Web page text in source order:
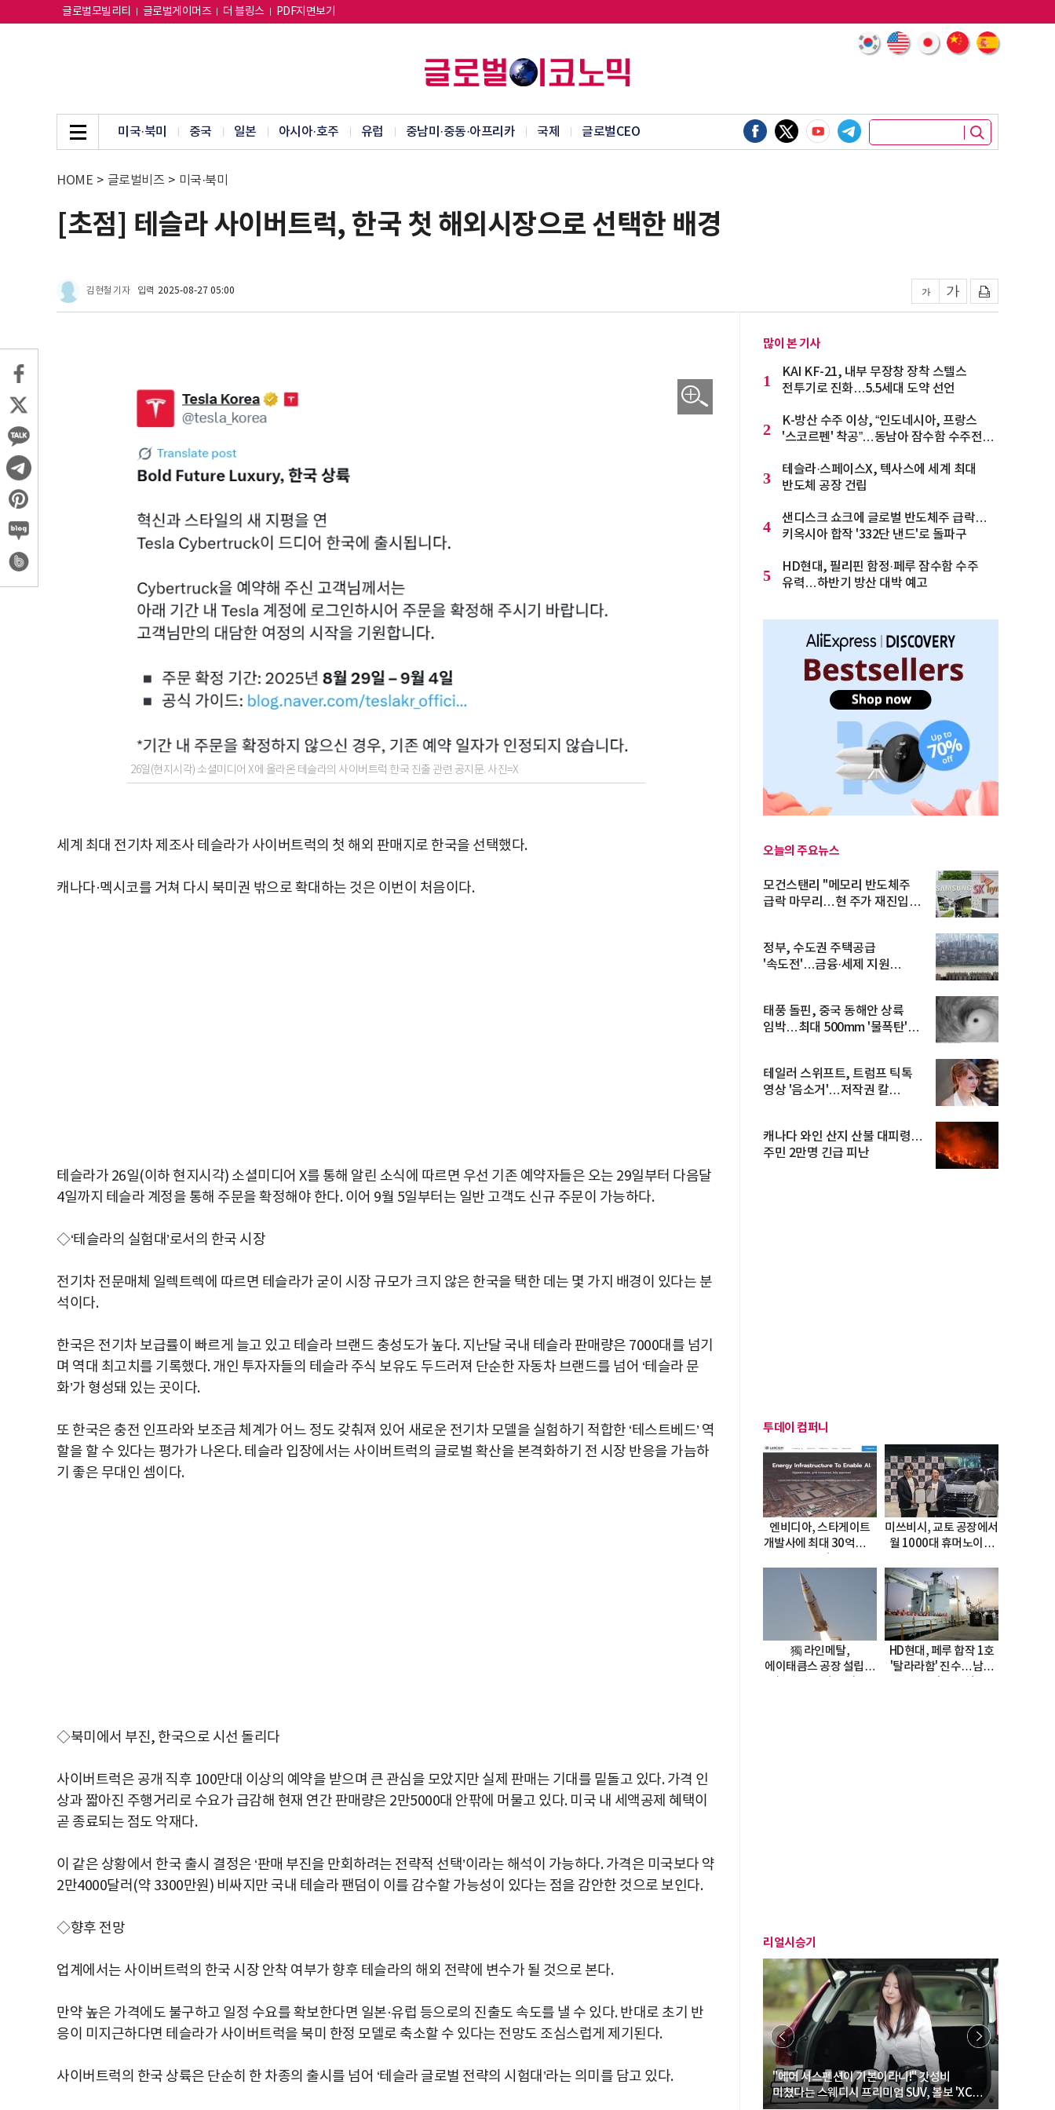
글로벌모빌리티 글로벌게이머즈 더 블링스 PDF지면보기
미국·북미 중국 일본 아시아·호주 유럽 중남미·중동·아프리카 국제 글로벌CEO
HOME > 글로벌비즈 > 미국·북미
[초점] 테슬라 사이버트럭, 한국 첫 해외시장으로 선택한 배경
김현철 기자 입력 2025-08-27 05:00
26일(현지시각) 소셜미디어 X에 올라온 테슬라의 사이버트럭 한국 진출 관련 공지문. 사진=X
세계 최대 전기차 제조사 테슬라가 사이버트럭의 첫 해외 판매지로 한국을 선택했다.
캐나다·멕시코를 거쳐 다시 북미권 밖으로 확대하는 것은 이번이 처음이다.
테슬라가 26일(이하 현지시각) 소셜미디어 X를 통해 알린 소식에 따르면 우선 기존 예약자들은 오는 29일부터 다음달
4일까지 테슬라 계정을 통해 주문을 확정해야 한다. 이어 9월 5일부터는 일반 고객도 신규 주문이 가능하다.
◇‘테슬라의 실험대’로서의 한국 시장
전기차 전문매체 일렉트렉에 따르면 테슬라가 굳이 시장 규모가 크지 않은 한국을 택한 데는 몇 가지 배경이 있다는 분
석이다.
한국은 전기차 보급률이 빠르게 늘고 있고 테슬라 브랜드 충성도가 높다. 지난달 국내 테슬라 판매량은 7000대를 넘기
며 역대 최고치를 기록했다. 개인 투자자들의 테슬라 주식 보유도 두드러져 단순한 자동차 브랜드를 넘어 ‘테슬라 문
화’가 형성돼 있는 곳이다.
또 한국은 충전 인프라와 보조금 체계가 어느 정도 갖춰져 있어 새로운 전기차 모델을 실험하기 적합한 ‘테스트베드’ 역
할을 할 수 있다는 평가가 나온다. 테슬라 입장에서는 사이버트럭의 글로벌 확산을 본격화하기 전 시장 반응을 가늠하
기 좋은 무대인 셈이다.
◇북미에서 부진, 한국으로 시선 돌리다
사이버트럭은 공개 직후 100만대 이상의 예약을 받으며 큰 관심을 모았지만 실제 판매는 기대를 밑돌고 있다. 가격 인
상과 짧아진 주행거리로 수요가 급감해 현재 연간 판매량은 2만5000대 안팎에 머물고 있다. 미국 내 세액공제 혜택이
곧 종료되는 점도 악재다.
이 같은 상황에서 한국 출시 결정은 ‘판매 부진을 만회하려는 전략적 선택’이라는 해석이 가능하다. 가격은 미국보다 약
2만4000달러(약 3300만원) 비싸지만 국내 테슬라 팬덤이 이를 감수할 가능성이 있다는 점을 감안한 것으로 보인다.
◇향후 전망
업계에서는 사이버트럭의 한국 시장 안착 여부가 향후 테슬라의 해외 전략에 변수가 될 것으로 본다.
만약 높은 가격에도 불구하고 일정 수요를 확보한다면 일본·유럽 등으로의 진출도 속도를 낼 수 있다. 반대로 초기 반
응이 미지근하다면 테슬라가 사이버트럭을 북미 한정 모델로 축소할 수 있다는 전망도 조심스럽게 제기된다.
사이버트럭의 한국 상륙은 단순히 한 차종의 출시를 넘어 ‘테슬라 글로벌 전략의 시험대’라는 의미를 담고 있다.
많이 본 기사
1
KAI KF-21, 내부 무장창 장착 스텔스
전투기로 진화…5.5세대 도약 선언
2
K-방산 수주 이상, “인도네시아, 프랑스
'스코르펜' 착공”…동남아 잠수함 수주전
3
테슬라·스페이스X, 텍사스에 세계 최대
반도체 공장 건립
4
샌디스크 쇼크에 글로벌 반도체주 급락…
키옥시아 합작 '332단 낸드'로 돌파구
5
HD현대, 필리핀 함정·페루 잠수함 수주
유력…하반기 방산 대박 예고
오늘의 주요뉴스
모건스탠리 "메모리 반도체주
급락 마무리…현 주가 재진입
정부, 수도권 주택공급
'속도전'…금융·세제 지원
태풍 돌핀, 중국 동해안 상륙
임박…최대 500mm '물폭탄'
테일러 스위프트, 트럼프 틱톡
영상 '음소거'…저작권 칼
캐나다 와인 산지 산불 대피령…
주민 2만명 긴급 피난
투데이 컴퍼니
엔비디아, 스타게이트
개발사에 최대 30억달러
미쓰비시, 교토 공장에서
월 1000대 휴머노이드
獨 라인메탈,
에이태큼스 공장 설립…
HD현대, 페루 합작 1호
'탈라라함' 진수…남미
리얼시승기
박지수 아나운서가 타본 ‘전설의 무쏘’… “여성·
"에어 서스펜션이 기본이라니!" 갓성비
미쳤다는 스웨디시 프리미엄 SUV, 볼보 'XC60